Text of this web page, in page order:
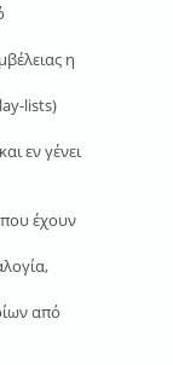
η
lists)
εν γένει
έχουν
από